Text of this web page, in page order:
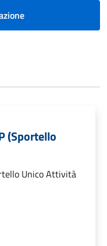
(Sportello
Unico Attività